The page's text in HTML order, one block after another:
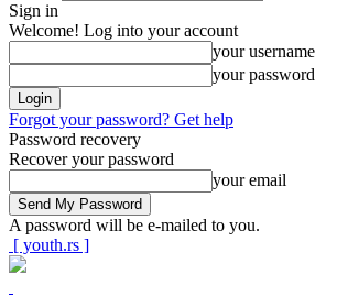
Sign in
Welcome! Log into your account
your username
your password
Forgot your password? Get help
Password recovery
Recover your password
your email
A password will be e-mailed to you.
[ youth.rs ]